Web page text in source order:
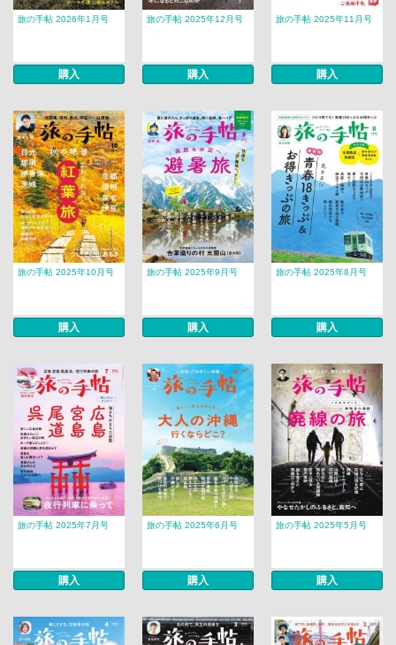
旅の手帖 2026年1月号
購入
旅の手帖 2025年12月号
購入
旅の手帖 2025年11月号
購入
旅の手帖 2025年10月号
購入
旅の手帖 2025年9月号
購入
旅の手帖 2025年8月号
購入
旅の手帖 2025年7月号
購入
旅の手帖 2025年6月号
購入
旅の手帖 2025年5月号
購入